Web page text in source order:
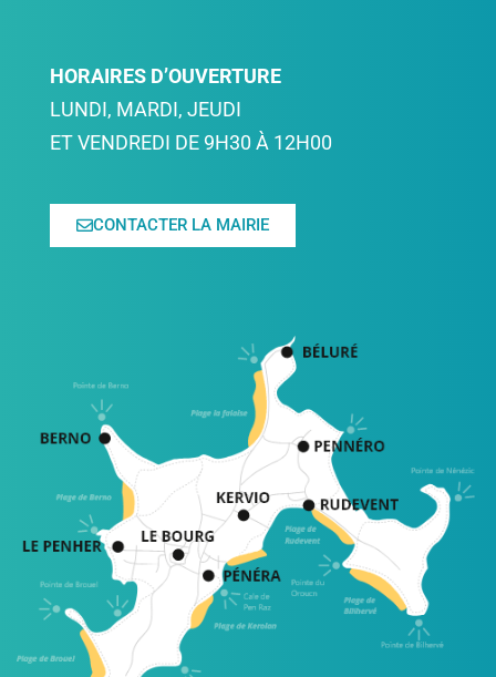
HORAIRES D’OUVERTURE
LUNDI, MARDI, JEUDI
ET VENDREDI DE 9H30 À 12H00
CONTACTER LA MAIRIE